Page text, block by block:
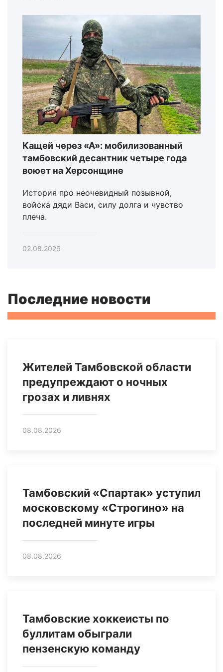
Кащей через «А»: мобилизованный
тамбовский десантник четыре года
воюет на Херсонщине
История про неочевидный позывной,
войска дяди Васи, силу долга и чувство
плеча.
02.08.2026
Последние новости
Жителей Тамбовской области
предупреждают о ночных
грозах и ливнях
08.08.2026
Тамбовский «Спартак» уступил
московскому «Строгино» на
последней минуте игры
08.08.2026
Тамбовские хоккеисты по
буллитам обыграли
пензенскую команду